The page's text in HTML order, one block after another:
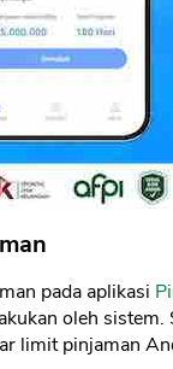
pada aplikasi
oleh
limit pinjaman